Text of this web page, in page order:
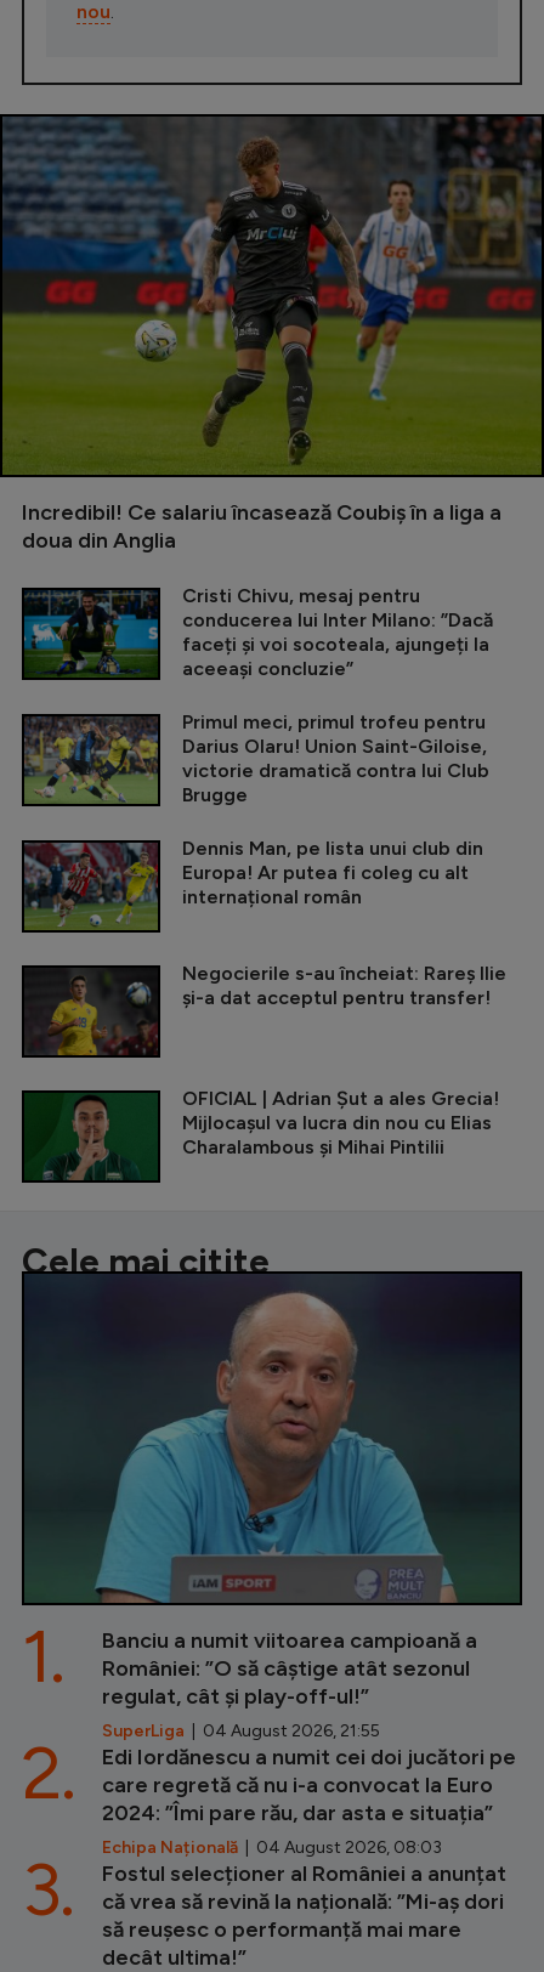
nou.
Incredibil! Ce salariu încasează Coubiș în a liga a
doua din Anglia
Cristi Chivu, mesaj pentru
conducerea lui Inter Milano: ”Dacă
faceți și voi socoteala, ajungeți la
aceeași concluzie”
Primul meci, primul trofeu pentru
Darius Olaru! Union Saint-Giloise,
victorie dramatică contra lui Club
Brugge
Dennis Man, pe lista unui club din
Europa! Ar putea fi coleg cu alt
internațional român
Negocierile s-au încheiat: Rareș Ilie
și-a dat acceptul pentru transfer!
OFICIAL | Adrian Șut a ales Grecia!
Mijlocașul va lucra din nou cu Elias
Charalambous și Mihai Pintilii
Cele mai citite
Banciu a numit viitoarea campioană a
României: ”O să câștige atât sezonul
regulat, cât și play-off-ul!”
SuperLiga | 04 August 2026, 21:55
1.
Edi Iordănescu a numit cei doi jucători pe
care regretă că nu i-a convocat la Euro
2024: ”Îmi pare rău, dar asta e situația”
Echipa Națională | 04 August 2026, 08:03
2.
Fostul selecționer al României a anunțat
că vrea să revină la națională: ”Mi-aș dori
să reușesc o performanță mai mare
decât ultima!”
3.